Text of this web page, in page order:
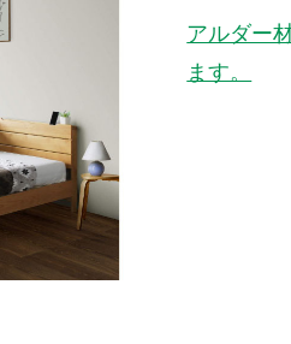
アルダー
ます。